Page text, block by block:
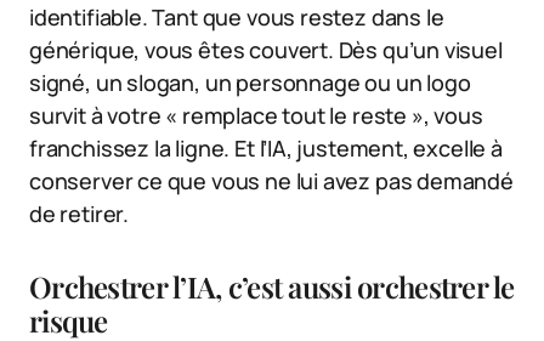
identifiable. Tant que vous restez dans le
générique, vous êtes couvert. Dès qu’un visuel
signé, un slogan, un personnage ou un logo
survit à votre « remplace tout le reste », vous
franchissez la ligne. Et l’IA, justement, excelle à
conserver ce que vous ne lui avez pas demandé
de retirer.
Orchestrer l’IA, c’est aussi orchestrer le
risque